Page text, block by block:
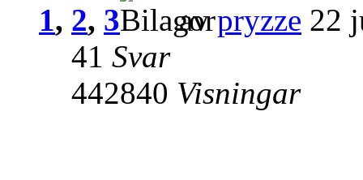
1, 2, 3 avpryzze 22
41 Svar
442840 Visningar